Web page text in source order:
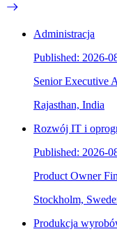
Administracja
Published: 2026-
Senior Executive
Rajasthan, India
Rozwój IT i
Published: 2026-
Product Owner
Stockholm,
Produkcja